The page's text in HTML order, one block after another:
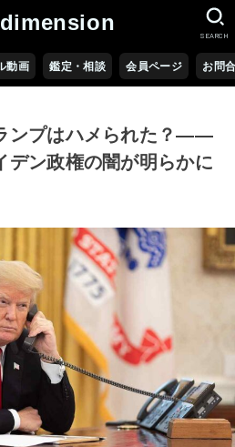
動画 鑑定・相談 会員ページ お問
SEARCH
ンプはハメられた？――
デン政権の闇が明らかに